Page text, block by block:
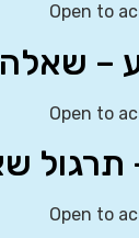
Open to
שאלה 17
Open to
Open to